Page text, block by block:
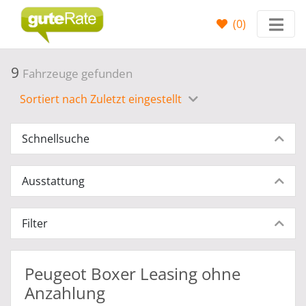
(0)
9 Fahrzeuge gefunden
Sortiert nach Zuletzt eingestellt
Schnellsuche
Ausstattung
Filter
Peugeot Boxer Leasing ohne
Anzahlung